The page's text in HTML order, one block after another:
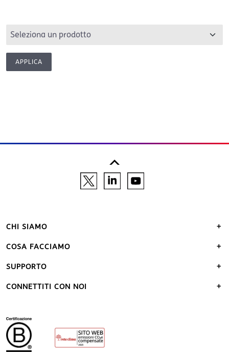
CHI SIAMO
COSA FACCIAMO
SUPPORTO
CONNETTITI CON NOI